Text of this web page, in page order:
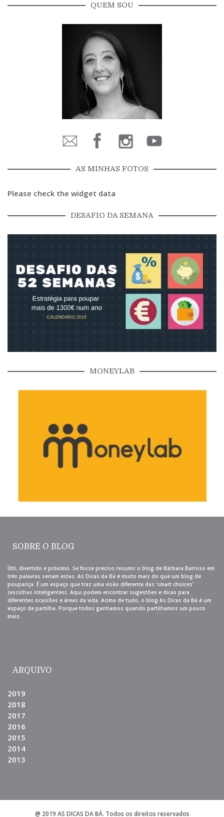
QUEM SOU
AS MINHAS FOTOS
Please check the widget data
DESAFIO DA SEMANA
MONEYLAB
SOBRE O BLOG
Útil, divertido e próximo. Se fosse preciso resumir o blog de Bárbara Barroso em
três palavras seriam estas. As Dicas da Bá é muito mais do que um blog de
poupança. É um espaço que traz uma visão diferente das ‘smart choices’
(escolhas inteligentes). Aqui podem encontrar sugestões e dicas para
diferentes ocasiões e áreas da vida. Acima de tudo, o blog As Dicas da Bá é um
espaço de partilha. Porque todos ganhamos quando partilhamos um pouco
mais.
ARQUIVO
2019
2018
2017
2016
2015
2014
2013
@ 2019 AS DICAS DA BÁ. Todos os direitos reservados